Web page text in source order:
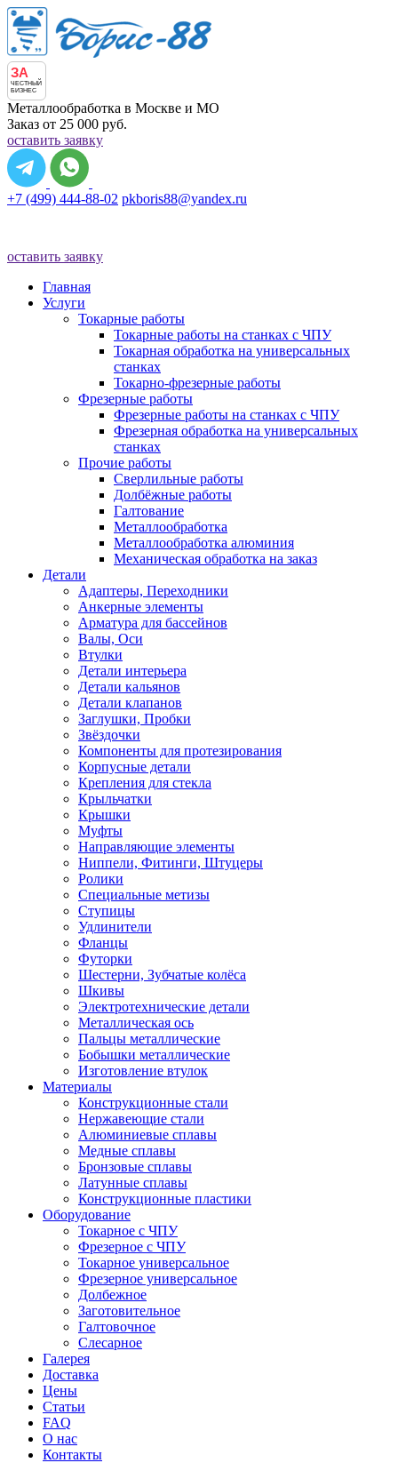
ЗА
ЧЕСТНЫЙ
БИЗНЕС
Металлообработка в Москве и МО
Заказ от 25 000 руб.
оставить заявку
+7 (499) 444-88-02 pkboris88@yandex.ru
оставить заявку
Главная
Услуги
Токарные работы
Токарные работы на станках с ЧПУ
Токарная обработка на универсальных
станках
Токарно-фрезерные работы
Фрезерные работы
Фрезерные работы на станках с ЧПУ
Фрезерная обработка на универсальных
станках
Прочие работы
Сверлильные работы
Долбёжные работы
Галтование
Металлообработка
Металлообработка алюминия
Механическая обработка на заказ
Детали
Адаптеры, Переходники
Анкерные элементы
Арматура для бассейнов
Валы, Оси
Втулки
Детали интерьера
Детали кальянов
Детали клапанов
Заглушки, Пробки
Звёздочки
Компоненты для протезирования
Корпусные детали
Крепления для стекла
Крыльчатки
Крышки
Муфты
Направляющие элементы
Ниппели, Фитинги, Штуцеры
Ролики
Специальные метизы
Ступицы
Удлинители
Фланцы
Футорки
Шестерни, Зубчатые колёса
Шкивы
Электротехнические детали
Металлическая ось
Пальцы металлические
Бобышки металлические
Изготовление втулок
Материалы
Конструкционные стали
Нержавеющие стали
Алюминиевые сплавы
Медные сплавы
Бронзовые сплавы
Латунные сплавы
Конструкционные пластики
Оборудование
Токарное c ЧПУ
Фрезерное c ЧПУ
Токарное универсальное
Фрезерное универсальное
Долбежное
Заготовительное
Галтовочное
Слесарное
Галерея
Доставка
Цены
Статьи
FAQ
О нас
Контакты